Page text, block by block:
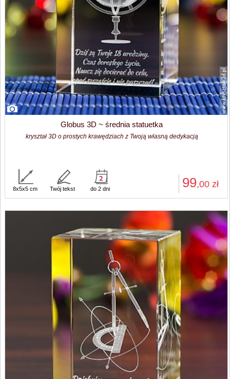
Globus 3D ~ średnia statuetka
kryształ 3D o prostych krawędziach z Twoją własną dedykacją
99,00 zł
8x5x5 cm Twój tekst do 2 dni